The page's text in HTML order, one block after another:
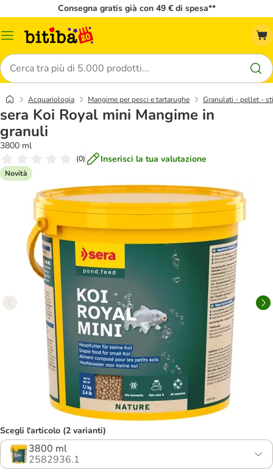
Consegna gratis già con 49 € di spesa**
Overview
Cerca
Acquariologia Mangime per pesci e tartarughe Granulati - pellet -
sera Koi Royal mini Mangime in
granuli
3800 ml
(0) Inserisci la tua valutazione
Novità
Scegli l'articolo (2 varianti)
3800 ml
2582936.1